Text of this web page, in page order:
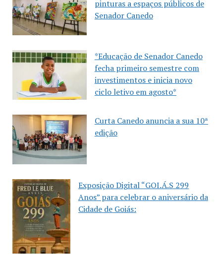
pinturas a espaços públicos de
Senador Canedo
*Educação de Senador Canedo
fecha primeiro semestre com
investimentos e inicia novo
ciclo letivo em agosto*
Curta Canedo anuncia a sua 10ª
edição
Exposição Digital “GOI.Á.S 299
Anos” para celebrar o aniversário da
Cidade de Goiás: